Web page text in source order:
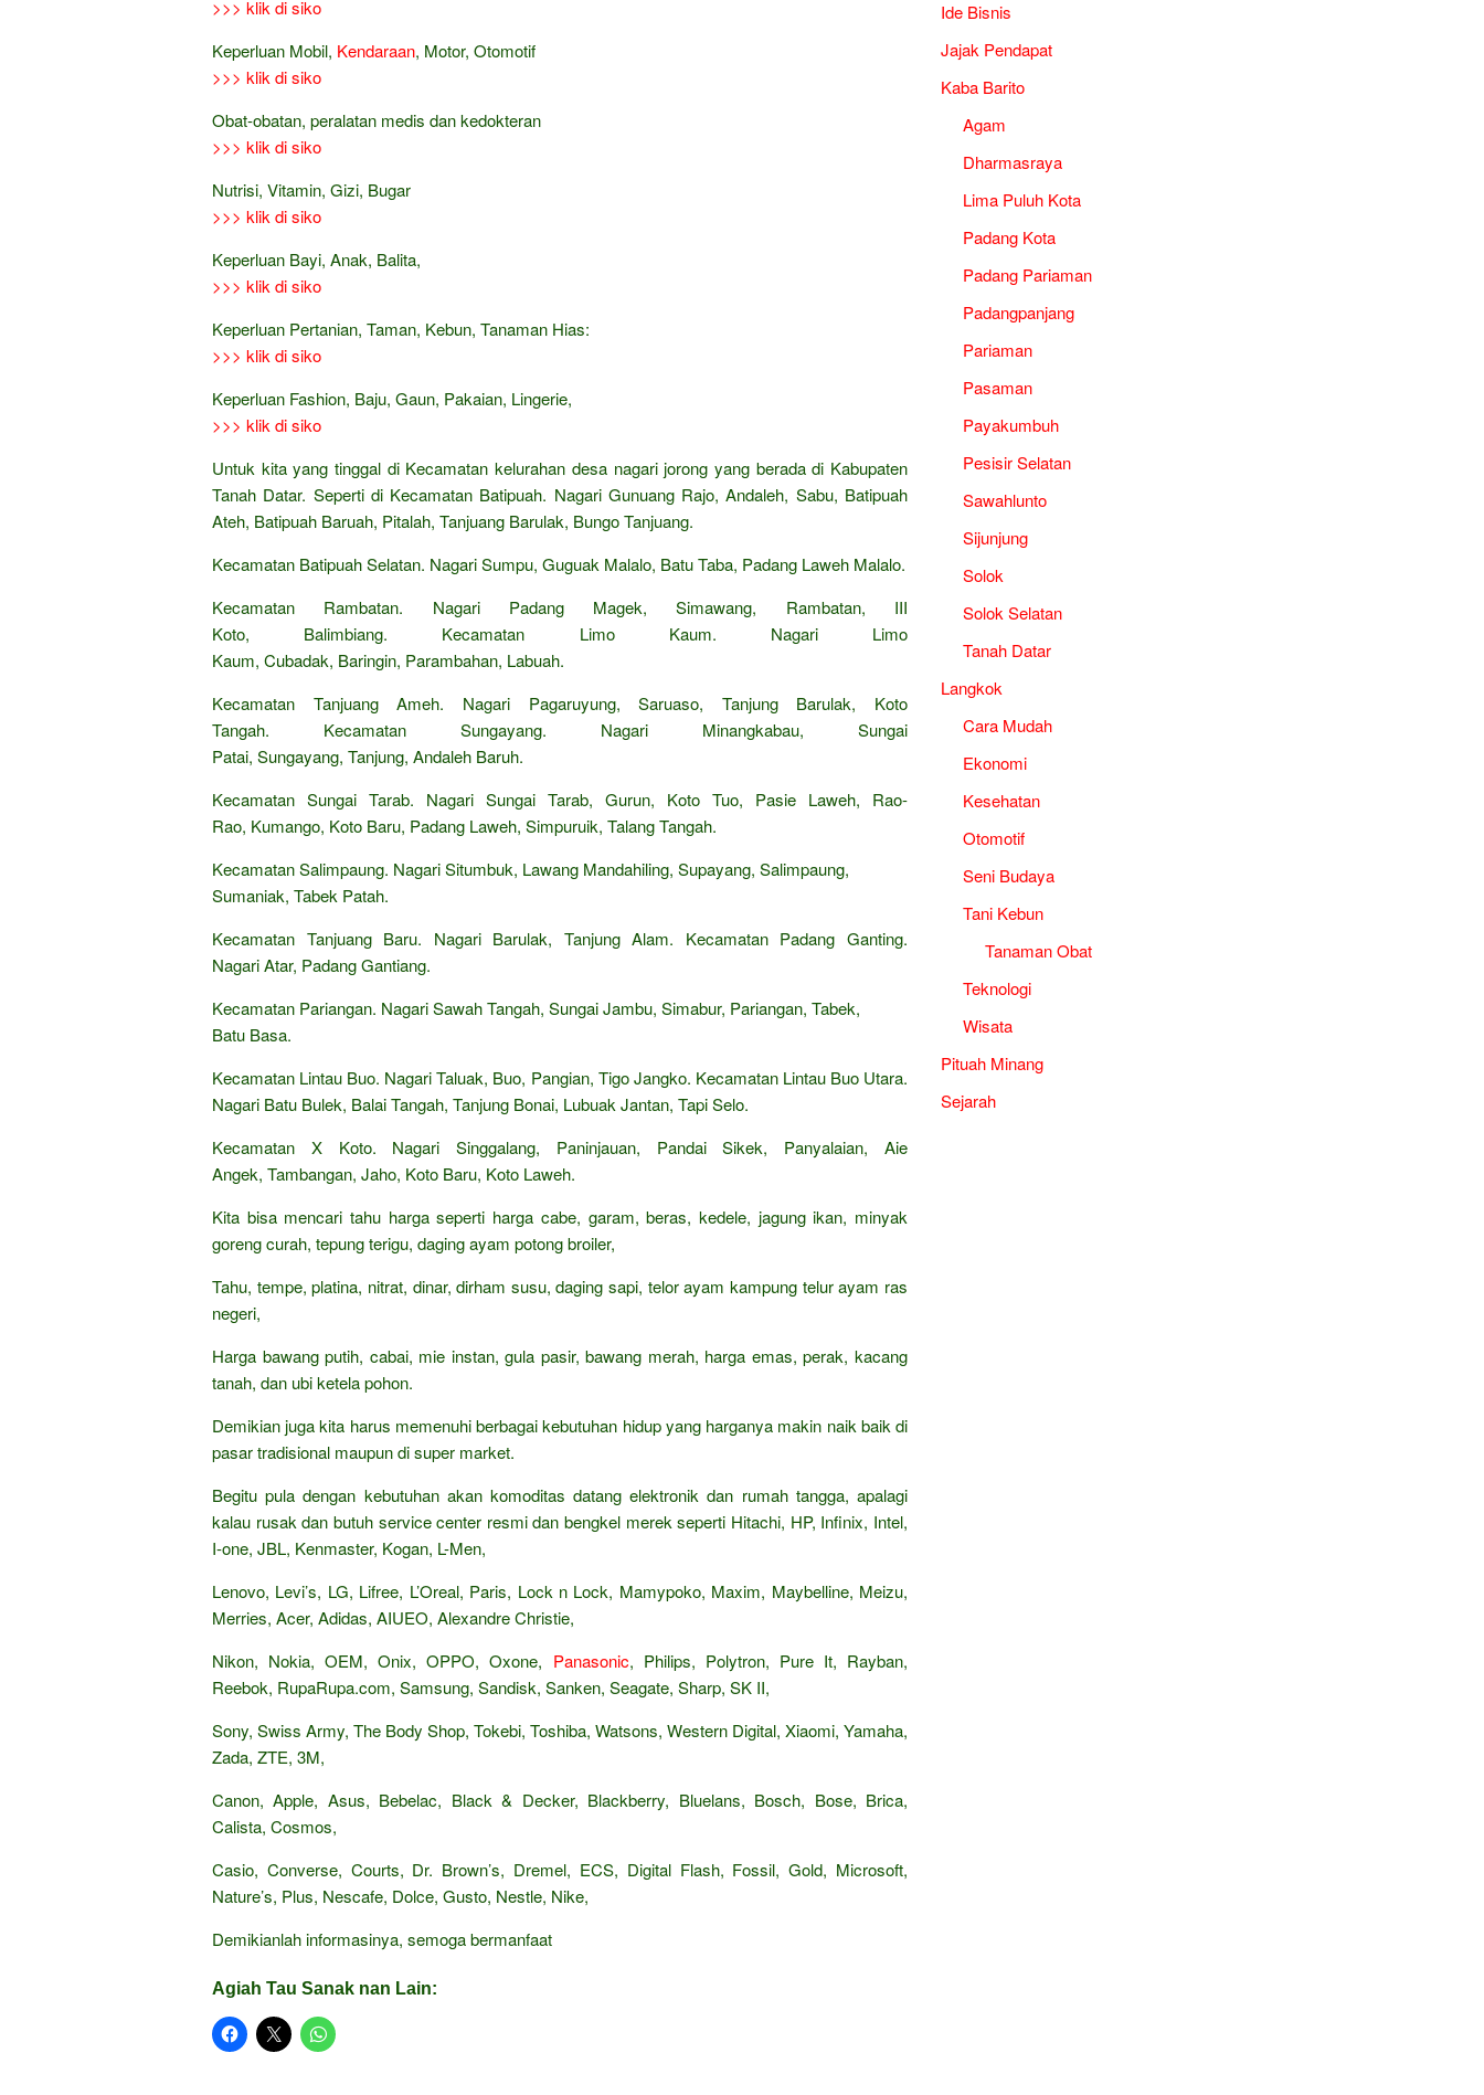
>>> klik di siko
Keperluan Mobil, Kendaraan, Motor, Otomotif
>>> klik di siko
Obat-obatan, peralatan medis dan kedokteran
>>> klik di siko
Nutrisi, Vitamin, Gizi, Bugar
>>> klik di siko
Keperluan Bayi, Anak, Balita,
>>> klik di siko
Keperluan Pertanian, Taman, Kebun, Tanaman Hias:
>>> klik di siko
Keperluan Fashion, Baju, Gaun, Pakaian, Lingerie,
>>> klik di siko
Untuk kita yang tinggal di Kecamatan kelurahan desa nagari jorong yang berada di Kabupaten
Tanah Datar. Seperti di Kecamatan Batipuah. Nagari Gunuang Rajo, Andaleh, Sabu, Batipuah
Ateh, Batipuah Baruah, Pitalah, Tanjuang Barulak, Bungo Tanjuang.
Kecamatan Batipuah Selatan. Nagari Sumpu, Guguak Malalo, Batu Taba, Padang Laweh Malalo.
Kecamatan Rambatan. Nagari Padang Magek, Simawang, Rambatan, III
Koto, Balimbiang. Kecamatan Limo Kaum. Nagari Limo
Kaum, Cubadak, Baringin, Parambahan, Labuah.
Kecamatan Tanjuang Ameh. Nagari Pagaruyung, Saruaso, Tanjung Barulak, Koto
Tangah. Kecamatan Sungayang. Nagari Minangkabau, Sungai
Patai, Sungayang, Tanjung, Andaleh Baruh.
Kecamatan Sungai Tarab. Nagari Sungai Tarab, Gurun, Koto Tuo, Pasie Laweh, Rao-
Rao, Kumango, Koto Baru, Padang Laweh, Simpuruik, Talang Tangah.
Kecamatan Salimpaung. Nagari Situmbuk, Lawang Mandahiling, Supayang, Salimpaung,
Sumaniak, Tabek Patah.
Kecamatan Tanjuang Baru. Nagari Barulak, Tanjung Alam. Kecamatan Padang Ganting.
Nagari Atar, Padang Gantiang.
Kecamatan Pariangan. Nagari Sawah Tangah, Sungai Jambu, Simabur, Pariangan, Tabek,
Batu Basa.
Kecamatan Lintau Buo. Nagari Taluak, Buo, Pangian, Tigo Jangko. Kecamatan Lintau Buo Utara.
Nagari Batu Bulek, Balai Tangah, Tanjung Bonai, Lubuak Jantan, Tapi Selo.
Kecamatan X Koto. Nagari Singgalang, Paninjauan, Pandai Sikek, Panyalaian, Aie
Angek, Tambangan, Jaho, Koto Baru, Koto Laweh.
Kita bisa mencari tahu harga seperti harga cabe, garam, beras, kedele, jagung ikan, minyak
goreng curah, tepung terigu, daging ayam potong broiler,
Tahu, tempe, platina, nitrat, dinar, dirham susu, daging sapi, telor ayam kampung telur ayam ras
negeri,
Harga bawang putih, cabai, mie instan, gula pasir, bawang merah, harga emas, perak, kacang
tanah, dan ubi ketela pohon.
Demikian juga kita harus memenuhi berbagai kebutuhan hidup yang harganya makin naik baik di
pasar tradisional maupun di super market.
Begitu pula dengan kebutuhan akan komoditas datang elektronik dan rumah tangga, apalagi
kalau rusak dan butuh service center resmi dan bengkel merek seperti Hitachi, HP, Infinix, Intel,
I-one, JBL, Kenmaster, Kogan, L-Men,
Lenovo, Levi’s, LG, Lifree, L’Oreal, Paris, Lock n Lock, Mamypoko, Maxim, Maybelline, Meizu,
Merries, Acer, Adidas, AIUEO, Alexandre Christie,
Nikon, Nokia, OEM, Onix, OPPO, Oxone, Panasonic, Philips, Polytron, Pure It, Rayban,
Reebok, RupaRupa.com, Samsung, Sandisk, Sanken, Seagate, Sharp, SK II,
Sony, Swiss Army, The Body Shop, Tokebi, Toshiba, Watsons, Western Digital, Xiaomi, Yamaha,
Zada, ZTE, 3M,
Canon, Apple, Asus, Bebelac, Black & Decker, Blackberry, Bluelans, Bosch, Bose, Brica,
Calista, Cosmos,
Casio, Converse, Courts, Dr. Brown’s, Dremel, ECS, Digital Flash, Fossil, Gold, Microsoft,
Nature’s, Plus, Nescafe, Dolce, Gusto, Nestle, Nike,
Demikianlah informasinya, semoga bermanfaat
Agiah Tau Sanak nan Lain:
Ide Bisnis
Jajak Pendapat
Kaba Barito
Agam
Dharmasraya
Lima Puluh Kota
Padang Kota
Padang Pariaman
Padangpanjang
Pariaman
Pasaman
Payakumbuh
Pesisir Selatan
Sawahlunto
Sijunjung
Solok
Solok Selatan
Tanah Datar
Langkok
Cara Mudah
Ekonomi
Kesehatan
Otomotif
Seni Budaya
Tani Kebun
Tanaman Obat
Teknologi
Wisata
Pituah Minang
Sejarah